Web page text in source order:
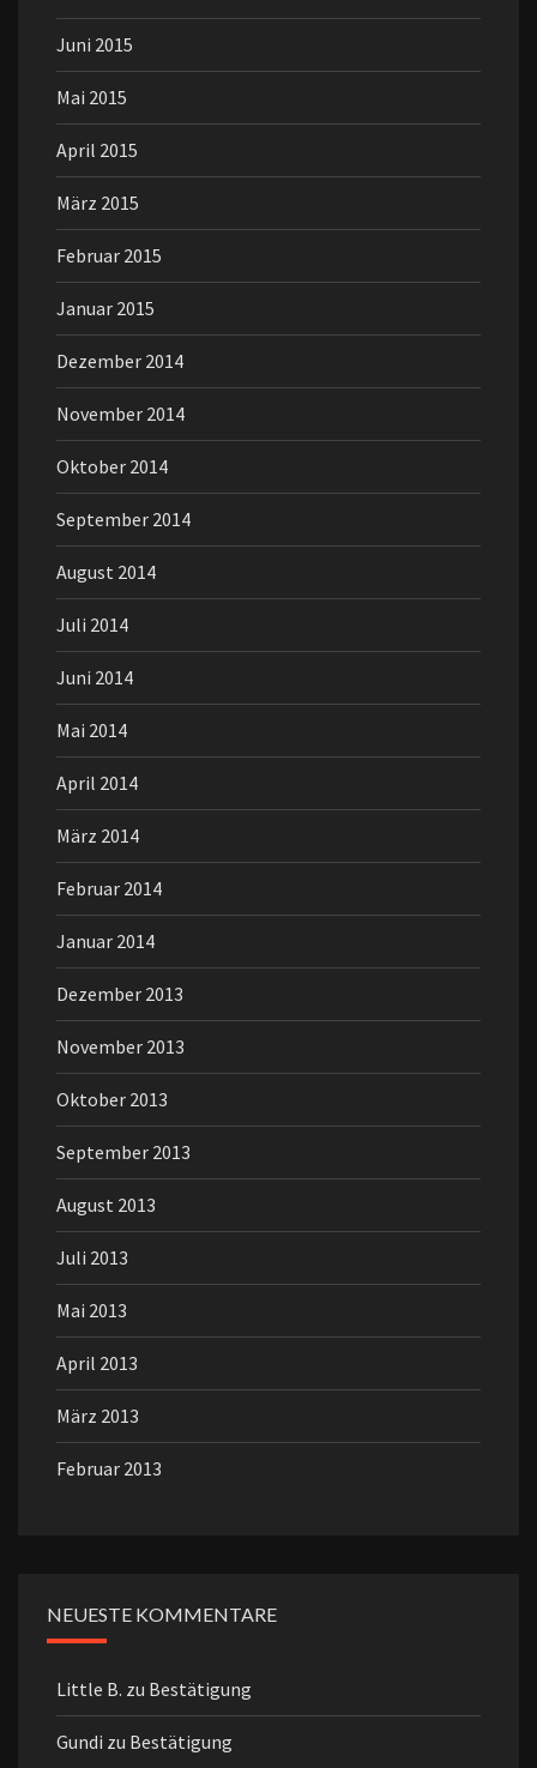
Juni 2015
Mai 2015
April 2015
März 2015
Februar 2015
Januar 2015
Dezember 2014
November 2014
Oktober 2014
September 2014
August 2014
Juli 2014
Juni 2014
Mai 2014
April 2014
März 2014
Februar 2014
Januar 2014
Dezember 2013
November 2013
Oktober 2013
September 2013
August 2013
Juli 2013
Mai 2013
April 2013
März 2013
Februar 2013
NEUESTE KOMMENTARE
Little B. zu Bestätigung
Gundi zu Bestätigung